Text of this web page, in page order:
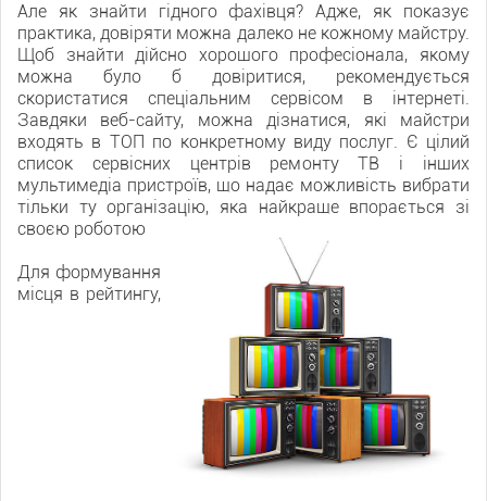
Але як знайти гідного фахівця? Адже, як показує
практика, довіряти можна далеко не кожному майстру.
Щоб знайти дійсно хорошого професіонала, якому
можна було б довіритися, рекомендується
скористатися спеціальним сервісом в інтернеті.
Завдяки веб-сайту, можна дізнатися, які майстри
входять в ТОП по конкретному виду послуг. Є цілий
список сервісних центрів ремонту ТВ і інших
мультимедіа пристроїв, що надає можливість вибрати
тільки ту організацію, яка найкраще впорається зі
своєю роботою
Для формування
місця в рейтингу,